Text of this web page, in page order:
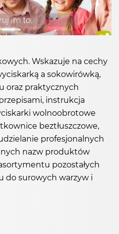
Wskazuje na cechy
a sokowirówką,
oraz praktycznych
instrukcja
wolnoobrotowe
beztłuszczowe,
profesjonalnych
nazw produktów
pozostałych
do surowych warzyw i